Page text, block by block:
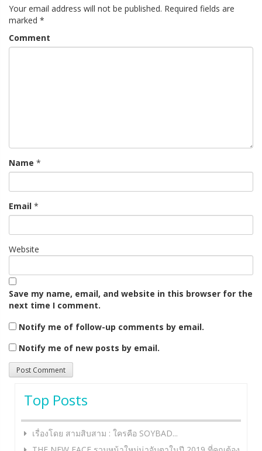
Your email address will not be published. Required fields are
marked *
Comment
Name *
Email *
Website
Save my name, email, and website in this browser for the
next time I comment.
Notify me of follow-up comments by email.
Notify me of new posts by email.
Top Posts
เรื่องโดย สามสิบสาม : ใครคือ SOYBAD...